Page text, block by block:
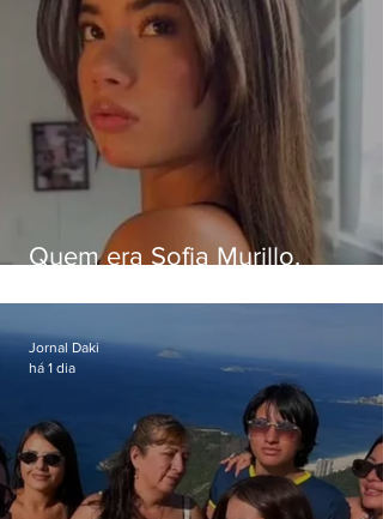
Quem era Sofia Murillo,
em queda de helicóptero no
Jornal Daki
há 1 dia